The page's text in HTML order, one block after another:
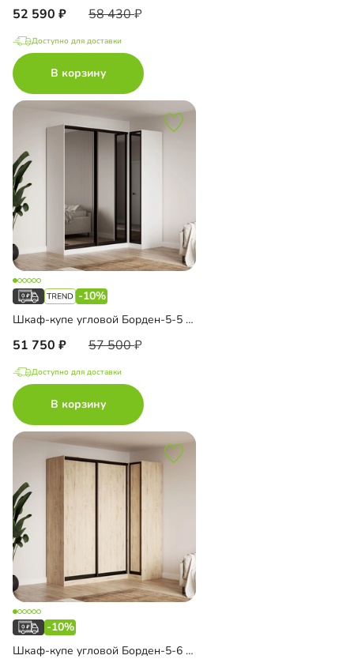
52 590 58 430
Доступно для доставки
В корзину
-10%
Шкаф-купе угловой Борден-5-5 1000
51 750 57 500
Доступно для доставки
В корзину
-10%
Шкаф-купе угловой Борден-5-6 1000